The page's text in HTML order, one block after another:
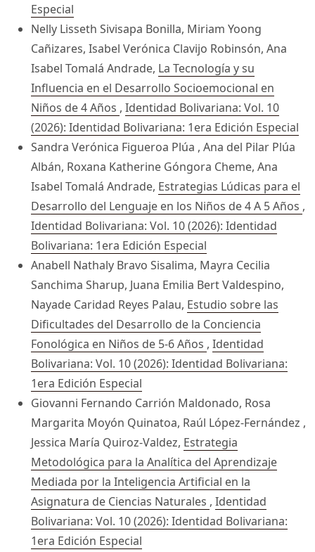
Especial
Nelly Lisseth Sivisapa Bonilla, Miriam Yoong
Cañizares, Isabel Verónica Clavijo Robinsón, Ana
Isabel Tomalá Andrade, La Tecnología y su
Influencia en el Desarrollo Socioemocional en
Niños de 4 Años , Identidad Bolivariana: Vol. 10
(2026): Identidad Bolivariana: 1era Edición Especial
Sandra Verónica Figueroa Plúa , Ana del Pilar Plúa
Albán, Roxana Katherine Góngora Cheme, Ana
Isabel Tomalá Andrade, Estrategias Lúdicas para el
Desarrollo del Lenguaje en los Niños de 4 A 5 Años ,
Identidad Bolivariana: Vol. 10 (2026): Identidad
Bolivariana: 1era Edición Especial
Anabell Nathaly Bravo Sisalima, Mayra Cecilia
Sanchima Sharup, Juana Emilia Bert Valdespino,
Nayade Caridad Reyes Palau, Estudio sobre las
Dificultades del Desarrollo de la Conciencia
Fonológica en Niños de 5-6 Años , Identidad
Bolivariana: Vol. 10 (2026): Identidad Bolivariana:
1era Edición Especial
Giovanni Fernando Carrión Maldonado, Rosa
Margarita Moyón Quinatoa, Raúl López-Fernández ,
Jessica María Quiroz-Valdez, Estrategia
Metodológica para la Analítica del Aprendizaje
Mediada por la Inteligencia Artificial en la
Asignatura de Ciencias Naturales , Identidad
Bolivariana: Vol. 10 (2026): Identidad Bolivariana:
1era Edición Especial